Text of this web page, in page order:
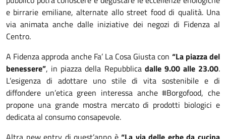
e birrarie emiliane, alternate allo street food di qualità. Una
via animata anche dalle iniziative dei negozi di Fidenza al
Centro.
A Fidenza approda anche Fa’ La Cosa Giusta con “La piazza del
benessere”, in piazza della Repubblica dalle 9.00 alle 23.00.
L’esigenza di adottare uno stile di vita sostenibile e di
diffondere un’etica green interessa anche #Borgofood, che
propone una grande mostra mercato di prodotti biologici e
dedicata al consumo consapevole.